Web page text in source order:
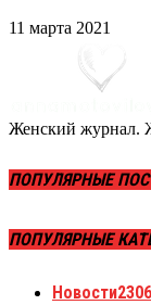
11 марта 2021
Женский журнал.
ПОПУЛЯРНЫЕ
ПОПУЛЯРНЫЕ
Новости